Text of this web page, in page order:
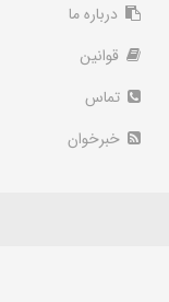
درباره ما
قوانین
تماس
خبرخوان